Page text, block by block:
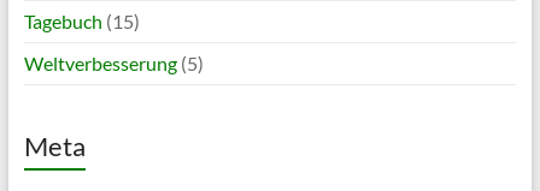
Tagebuch (15)
Weltverbesserung(5)
Meta